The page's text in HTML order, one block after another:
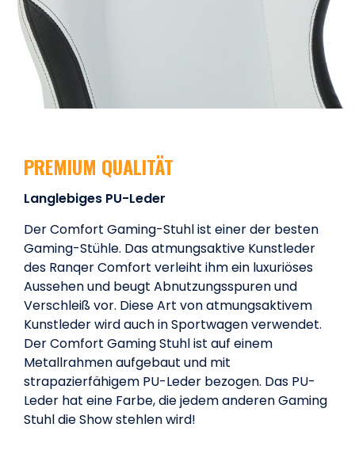
PREMIUM QUALITÄT
Langlebiges PU-Leder
Der Comfort Gaming-Stuhl ist einer der besten
Gaming-Stühle. Das atmungsaktive Kunstleder
des Ranqer Comfort verleiht ihm ein luxuriöses
Aussehen und beugt Abnutzungsspuren und
Verschleiß vor. Diese Art von atmungsaktivem
Kunstleder wird auch in Sportwagen verwendet.
Der Comfort Gaming Stuhl ist auf einem
Metallrahmen aufgebaut und mit
strapazierfähigem PU-Leder bezogen. Das PU-
Leder hat eine Farbe, die jedem anderen Gaming
Stuhl die Show stehlen wird!